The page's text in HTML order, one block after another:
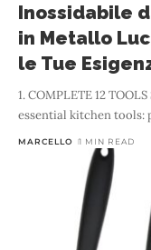
Inossidabile
in Metallo
le Tue
1. COMPLETE 12
essential kitchen tools:
MARCELLO 1 MIN READ